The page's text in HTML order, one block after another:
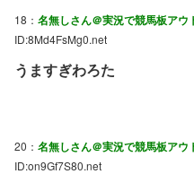
18： 名無しさん＠実況で競馬板アウ
ID:8Md4FsMg0.net
うますぎわろた
20： 名無しさん＠実況で競馬板アウ
ID:on9Gf7S80.net